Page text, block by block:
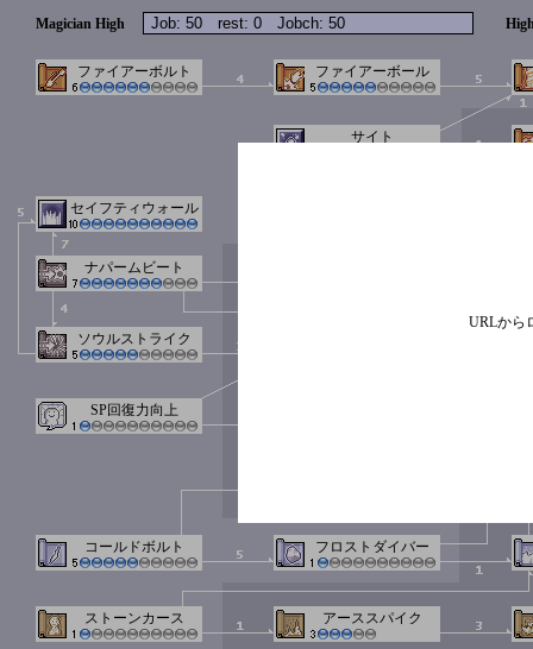
Magician High
コールドボルト
ファイアーボール
ファイアーボルト
フロストダイバー
SP回復力向上
ナパームビート
セイフティウォール
サイト
ソウルストライク
ストーンカース アーススパイク
URLから